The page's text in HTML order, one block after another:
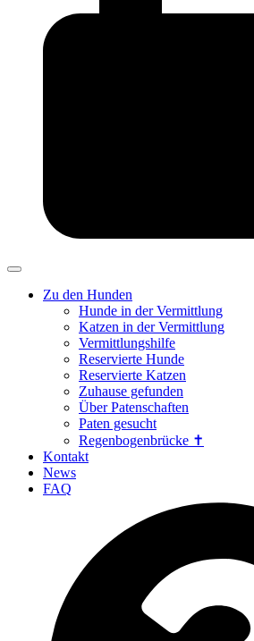
Zu den Hunden
Hunde in der Vermittlung
Katzen in der Vermittlung
Vermittlungshilfe
Reservierte Hunde
Reservierte Katzen
Zuhause gefunden
Über Patenschaften
Paten gesucht
Regenbogenbrücke ✝
Kontakt
News
FAQ